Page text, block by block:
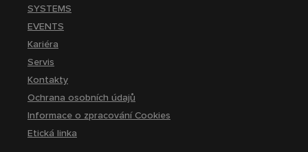
SYSTEMS
EVENTS
Kariéra
Servis
Kontakty
Ochrana osobních údajů
Informace o zpracování Cookies
Etická linka